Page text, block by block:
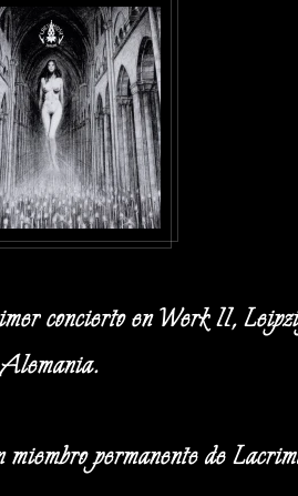
concierto en Werk II,
Alemania.
permanente de